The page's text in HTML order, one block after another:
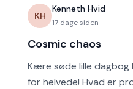
KH
Kenneth Hvid
17 dage siden
Cosmic chaos
Kære søde lille dagbog Elsker du mig endnu? Ja
for helvede! Hvad er problemet?